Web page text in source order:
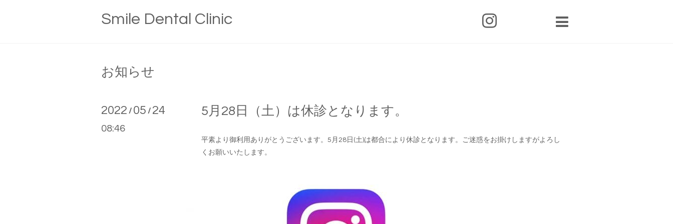
Smile Dental Clinic
お知らせ
2022 / 05 / 24
08:46
5月28日（土）は休診となります。
平素より御利用ありがとうございます。5月28日(土)は都合により休診となります。ご迷惑をお掛けしますがよろし
くお願いいたします。